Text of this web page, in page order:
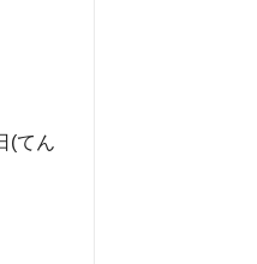
(てん